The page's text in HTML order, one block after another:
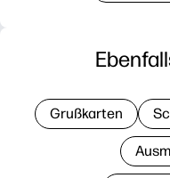
Grußkarten